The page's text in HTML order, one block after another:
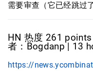
需要审查（它已经跳过
HN 热度 261
者：Bogdanp | 13
https://